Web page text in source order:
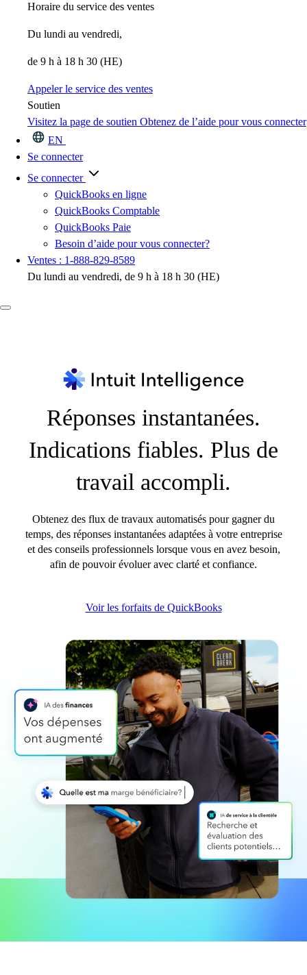
Horaire du service des ventes
Du lundi au vendredi,
de 9 h à 18 h 30 (HE)
Appeler le service des ventes
Soutien
Visitez la page de soutien Obtenez de l’aide pour vous connecter
EN
Se connecter
Se connecter
QuickBooks en ligne
QuickBooks Comptable
QuickBooks Paie
Besoin d’aide pour vous connecter?
Ventes : 1-888-829-8589
Du lundi au vendredi, de 9 h à 18 h 30 (HE)
Réponses instantanées.
Indications fiables. Plus de
travail accompli.
Obtenez des flux de travaux automatisés pour gagner du
temps, des réponses instantanées adaptées à votre entreprise
et des conseils professionnels lorsque vous en avez besoin,
afin de pouvoir évoluer avec clarté et confiance.
Voir les forfaits de QuickBooks